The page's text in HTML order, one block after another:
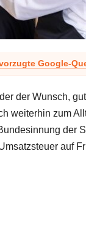
Google-
der Wunsch,
weiterhin zum
der
auf